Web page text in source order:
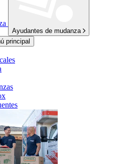
Ayudantes de mudanza
principal